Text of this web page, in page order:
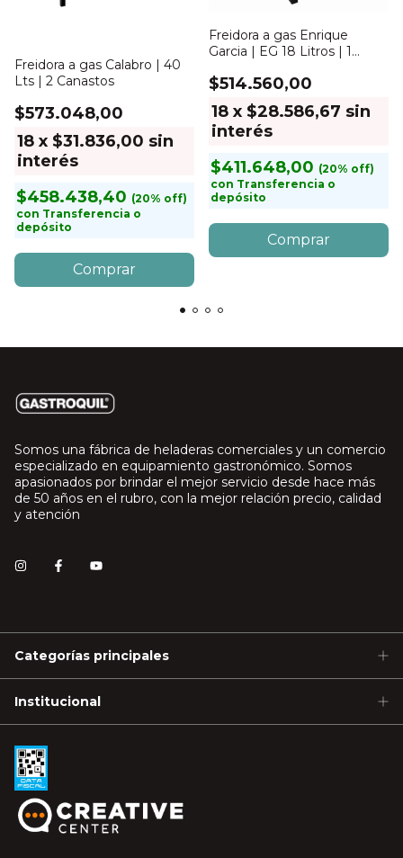
Freidora a gas Calabro | 40
Lts | 2 Canastos
$573.048,00
18 x $31.836,00 sin
interés
$458.438,40
con Transferencia o
depósito
Freidora a gas Enrique
Garcia | EG 18 Litros | 1
$514.560,00
18 x $28.586,67 sin
interés
$411.648,00
con Transferencia o
depósito
Somos una fábrica de heladeras comerciales y un comercio
especializado en equipamiento gastronómico. Somos
apasionados por brindar el mejor servicio desde hace más
de 50 años en el rubro, con la mejor relación precio, calidad
y atención
Categorías principales
Institucional